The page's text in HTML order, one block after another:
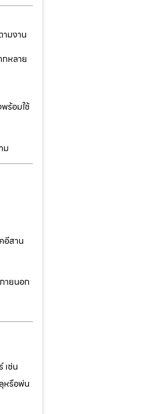
มงาน
กหลาย
ร้อมใช้
ม
อีสาน
ายนอก
เช่น
หรือพ่น